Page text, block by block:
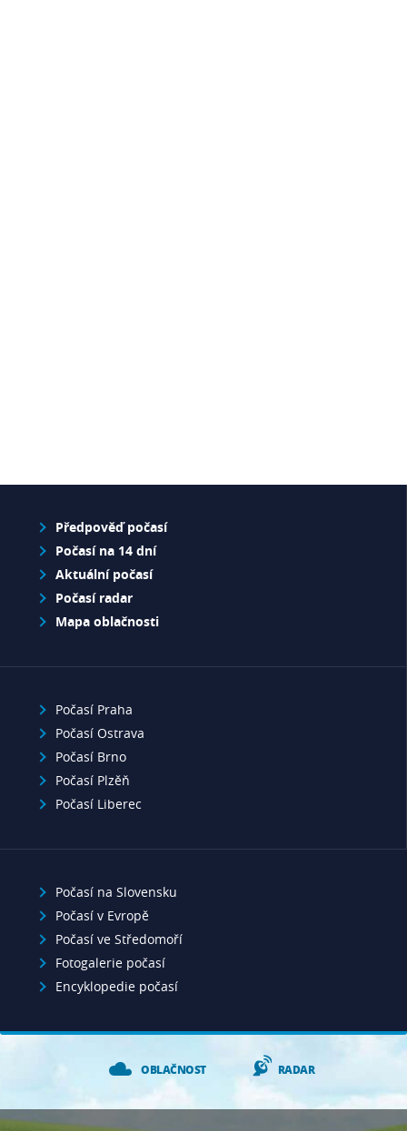
Předpověď počasí
Počasí na 14 dní
Aktuální počasí
Počasí radar
Mapa oblačnosti
Počasí Praha
Počasí Ostrava
Počasí Brno
Počasí Plzěň
Počasí Liberec
Počasí na Slovensku
Počasí v Evropě
Počasí ve Středomoří
Fotogalerie počasí
Encyklopedie počasí
OBLAČNOST RADAR